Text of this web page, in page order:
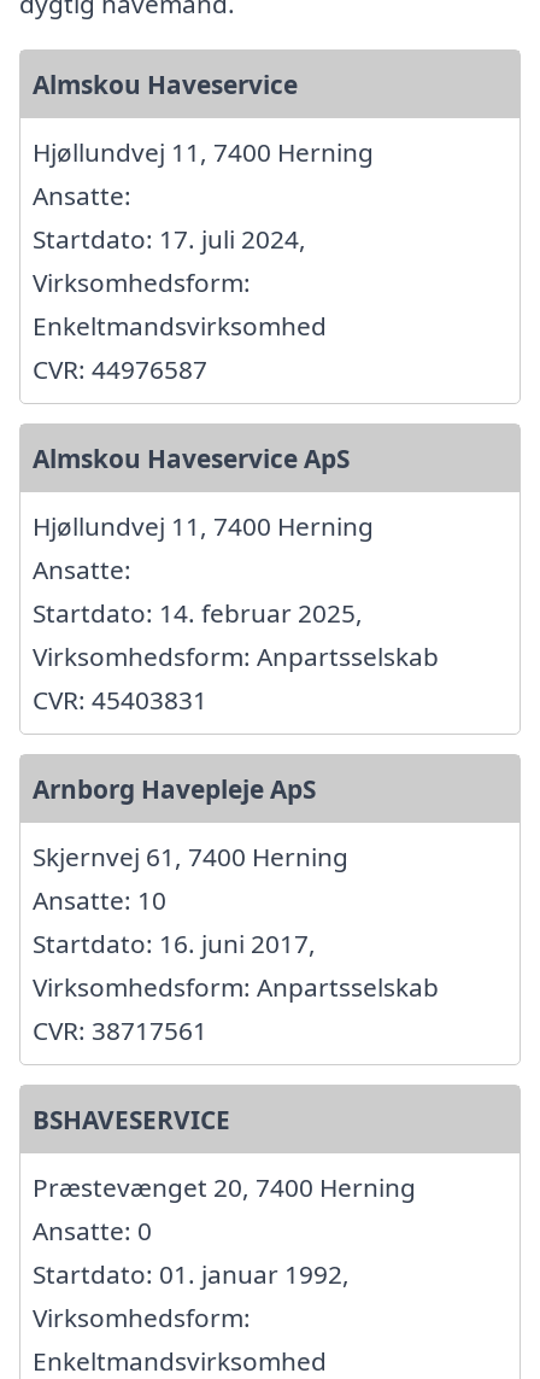
Almskou Haveservice
Hjøllundvej 11, 7400 Herning
Ansatte:
Startdato: 17. juli 2024,
Virksomhedsform:
Enkeltmandsvirksomhed
CVR: 44976587
Almskou Haveservice ApS
Hjøllundvej 11, 7400 Herning
Ansatte:
Startdato: 14. februar 2025,
Virksomhedsform: Anpartsselskab
CVR: 45403831
Arnborg Havepleje ApS
Skjernvej 61, 7400 Herning
Ansatte: 10
Startdato: 16. juni 2017,
Virksomhedsform: Anpartsselskab
CVR: 38717561
BSHAVESERVICE
Præstevænget 20, 7400 Herning
Ansatte: 0
Startdato: 01. januar 1992,
Virksomhedsform:
Enkeltmandsvirksomhed